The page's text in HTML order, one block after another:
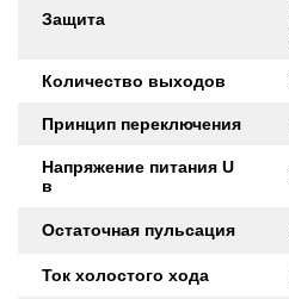
Защита
Количество выходов
Принцип переключения
Напряжение питания U
в
Остаточная пульсация
Ток холостого хода